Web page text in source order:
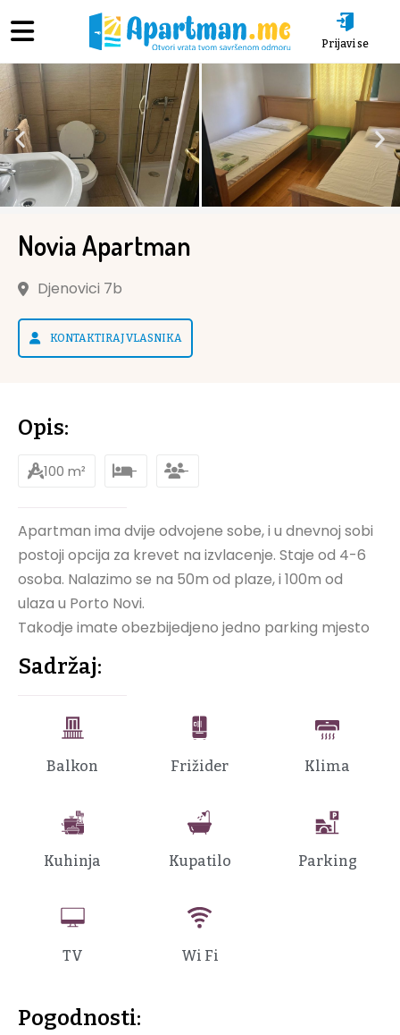
Prijavi se
Novia Apartman
Djenovici 7b
KONTAKTIRAJ VLASNIKA
Opis:
100 m² - -
Apartman ima dvije odvojene sobe, i u dnevnoj sobi
postoji opcija za krevet na izvlacenje. Staje od 4-6
osoba. Nalazimo se na 50m od plaze, i 100m od
ulaza u Porto Novi.
Takodje imate obezbijedjeno jedno parking mjesto
Sadržaj:
Balkon Frižider Klima
Kuhinja Kupatilo Parking
TV Wi Fi
Pogodnosti: